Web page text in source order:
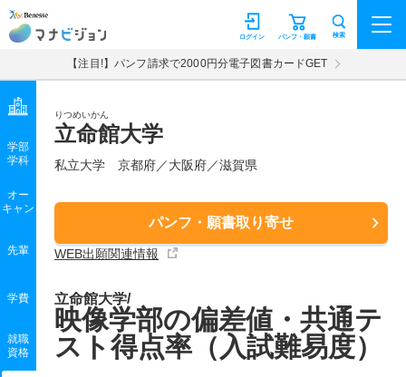
マナビジョン パンフ・願書
ログイン 検索
【注目!】パンフ請求で2000円分電子図書カードGET
りつめいかん
立命館大学
私立大学 京都府／大阪府／滋賀県
パンフ・願書取り寄せ
WEB出願関連情報
学部
学科
オー
キャン
先輩
学費
就職
資格
立命館大学/
映像学部の偏差値・共通テ
スト得点率（入試難易度）